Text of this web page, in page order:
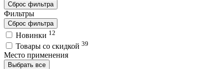
Сброс фильтра
Фильтры
Сброс фильтра
Новинки 12
Товары со скидкой 39
Место применения
Выбрать все